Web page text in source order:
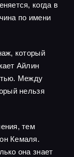
когда в
по имени
который
Айлин
Между
нельзя
тем
Кемаля.
она знает